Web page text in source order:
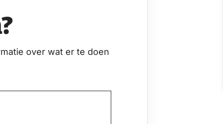
over wat er te doen